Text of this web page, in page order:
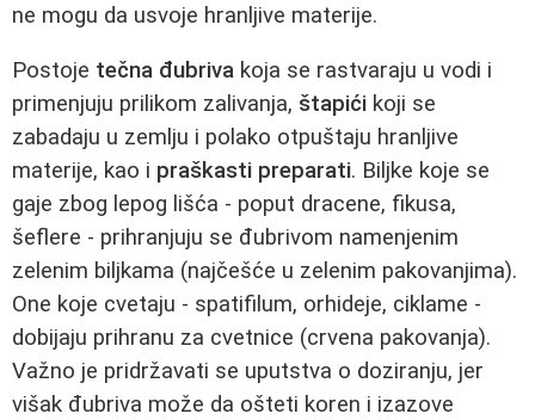
ne mogu da usvoje hranljive materije.
Postoje tečna đubriva koja se rastvaraju u vodi i
primenjuju prilikom zalivanja, štapići koji se
zabadaju u zemlju i polako otpuštaju hranljive
materije, kao i praškasti preparati. Biljke koje se
gaje zbog lepog lišća - poput dracene, fikusa,
šeflere - prihranjuju se đubrivom namenjenim
zelenim biljkama (najčešće u zelenim pakovanjima).
One koje cvetaju - spatifilum, orhideje, ciklame -
dobijaju prihranu za cvetnice (crvena pakovanja).
Važno je pridržavati se uputstva o doziranju, jer
višak đubriva može da ošteti koren i izazove